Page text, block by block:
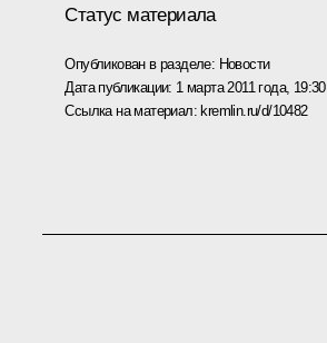
Статус материала
Опубликован в разделе: Новости
Дата публикации: 1 марта 2011 года, 19:30
Ссылка на материал: kremlin.ru/d/10482